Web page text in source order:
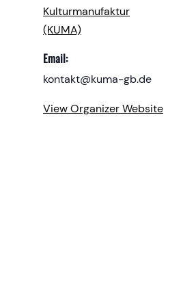
Kulturmanufaktur
(KUMA)
Email:
kontakt@kuma-gb.de
View Organizer Website